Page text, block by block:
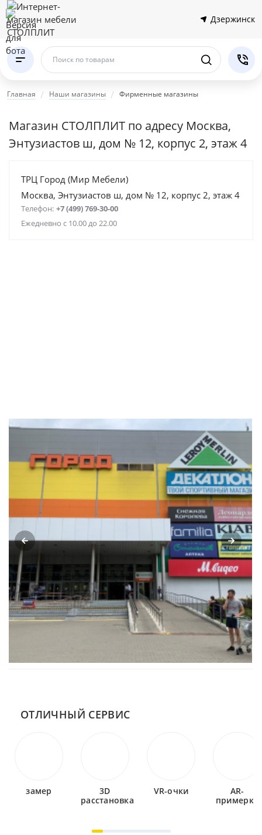
Дзержинск
Поиск по товарам
Главная Наши магазины Фирменные магазины
Магазин СТОЛПЛИТ по адресу Москва,
Энтузиастов ш, дом № 12, корпус 2, этаж 4
ТРЦ Город (Мир Мебели)
Москва, Энтузиастов ш, дом № 12, корпус 2, этаж 4
Телефон: +7 (499) 769-30-00
Ежедневно с 10.00 до 22.00
ОТЛИЧНЫЙ СЕРВИС
замер
3D
расстановка
VR-очки
AR-
примерка